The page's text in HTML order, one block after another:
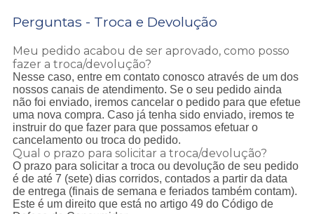
Perguntas - Troca e Devolução
Meu pedido acabou de ser aprovado, como posso
fazer a troca/devolução?
Nesse caso, entre em contato conosco através de um dos
nossos canais de atendimento. Se o seu pedido ainda
não foi enviado, iremos cancelar o pedido para que efetue
uma nova compra. Caso já tenha sido enviado, iremos te
instruir do que fazer para que possamos efetuar o
cancelamento ou troca do pedido.
Qual o prazo para solicitar a troca/devolução?
O prazo para solicitar a troca ou devolução de seu pedido
é de até 7 (sete) dias corridos, contados a partir da data
de entrega (finais de semana e feriados também contam).
Este é um direito que está no artigo 49 do Código de